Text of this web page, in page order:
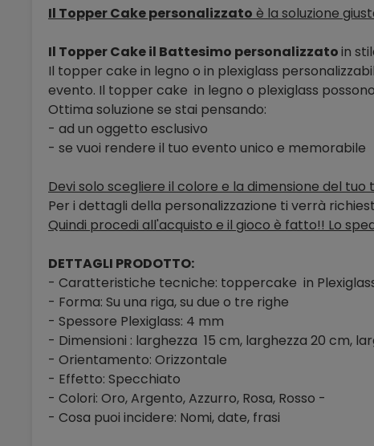
Il Topper Cake personalizzato è la soluzione
Il Topper Cake il Battesimo personalizzatoin
Il topper cake in legno o in plexiglass
evento. Il topper cake in legno o plexiglass
Ottima soluzione se stai pensando:
- ad un oggetto esclusivo
- se vuoi rendere il tuo evento unico e memorabile
Devi solo scegliere il colore e la dimensione del
Per i dettagli della personalizzazione ti verrà
Quindi procedi all'acquisto e il gioco è fatto!! Lo
DETTAGLI PRODOTTO:
- Caratteristiche tecniche: toppercake in
- Forma: Su una riga, su due o tre righe
- Spessore Plexiglass: 4 mm
- Dimensioni : larghezza 15 cm, larghezza 20 cm,
- Orientamento: Orizzontale
- Effetto: Specchiato
- Colori: Oro, Argento, Azzurro, Rosa, Rosso -
- Cosa puoi incidere: Nomi, date, frasi